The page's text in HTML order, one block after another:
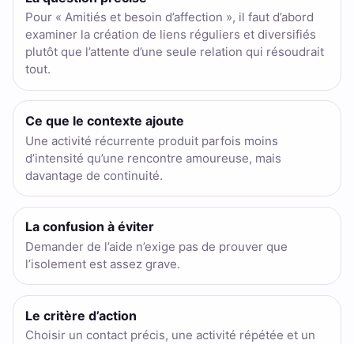
Pour « Amitiés et besoin d’affection », il faut d’abord
examiner la création de liens réguliers et diversifiés
plutôt que l’attente d’une seule relation qui résoudrait
tout.
Ce que le contexte ajoute
Une activité récurrente produit parfois moins
d’intensité qu’une rencontre amoureuse, mais
davantage de continuité.
La confusion à éviter
Demander de l’aide n’exige pas de prouver que
l’isolement est assez grave.
Le critère d’action
Choisir un contact précis, une activité répétée et un